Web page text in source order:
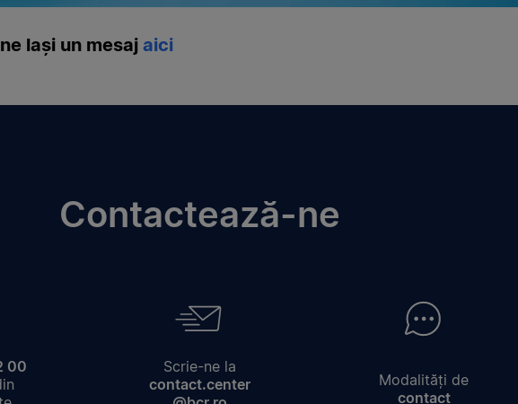
lași un mesaj aici
Contactează-ne
00
Scrie-ne la
contact.center
Modalități de
contact